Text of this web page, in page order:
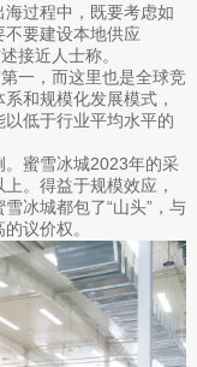
过程中，既要考虑如
要建设本地供应
接近人士称。
一，而这里也是全球竞
和规模化发展模式，
低于行业平均水平的
。蜜雪冰城2023年的采
。得益于规模效应，
冰城都包了“山头”，与
议价权。